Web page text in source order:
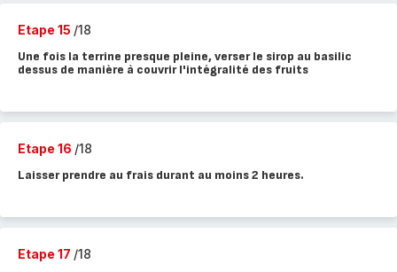
Etape 15 /18
Une fois la terrine presque pleine, verser le sirop au basilic
dessus de manière à couvrir l'intégralité des fruits
Etape 16 /18
Laisser prendre au frais durant au moins 2 heures.
Etape 17 /18